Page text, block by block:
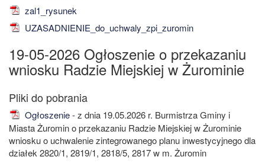
zal1_rysunek
UZASADNIENIE_do_uchwaly_zpi_zuromin
19-05-2026 Ogłoszenie o przekazaniu
wniosku Radzie Miejskiej w Żurominie
Ogłoszenie- z dnia 19.05.2026 r. Burmistrza Gminy i
Miasta Żuromin o przekazaniu Radzie Miejskiej w Żurominie
wniosku o uchwalenie zintegrowanego planu inwestycyjnego dla
działek 2820/1, 2819/1, 2818/5, 2817 w m. Żuromin